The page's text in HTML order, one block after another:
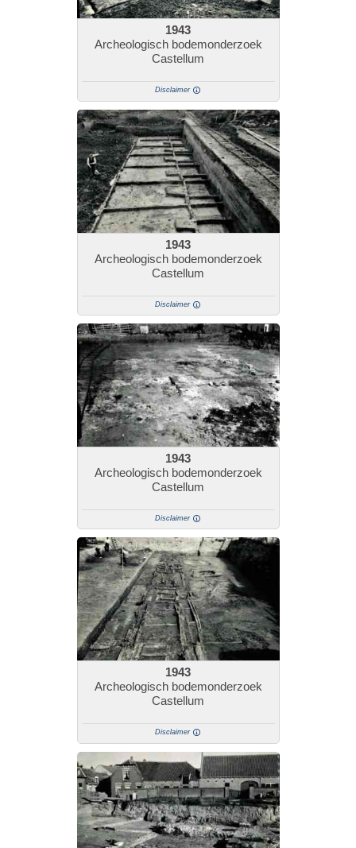
1943
Archeologisch bodemonderzoek
Castellum
Disclaimer
1943
Archeologisch bodemonderzoek
Castellum
Disclaimer
1943
Archeologisch bodemonderzoek
Castellum
Disclaimer
1943
Archeologisch bodemonderzoek
Castellum
Disclaimer